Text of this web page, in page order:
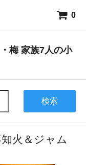
0
梅 家族7人の小
検索
火＆ジャム